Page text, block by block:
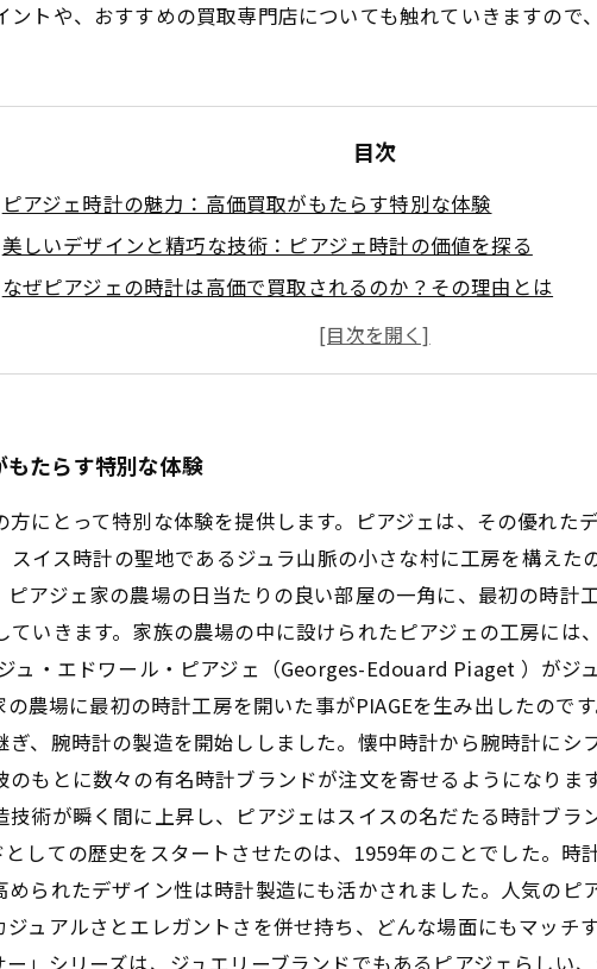
トや、おすすめの買取専門店についても触れていきますので
目次
ピアジェ時計の魅力：高価買取がもたらす特別な体験
美しいデザインと精巧な技術：ピアジェ時計の価値を探る
なぜピアジェの時計は高価で買取されるのか？その理由とは
適正な査定を受けるためのポイント：ピアジェ時計を手放す前に
ピアジェ時計の買取がおすすめの理由とは？市場の今を知る
たらす特別な体験
方にとって特別な体験を提供します。ピアジェは、その優れた
スイス時計の聖地であるジュラ山脈の小さな村に工房を構え
アジェ家の農場の日当たりの良い部屋の一角に、最初の時計
いきます。家族の農場の中に設けられたピアジェの工房には
ュ・エドワール・ピアジェ（Georges-Edouard Piaget ）がジ
農場に最初の時計工房を開いた事がPIAGEを生み出したので
、腕時計の製造を開始ししました。懐中時計から腕時計に
もとに数々の有名時計ブランドが注文を寄せるようになりま
術が瞬く間に上昇し、ピアジェはスイスの名だたる時計ブラ
しての歴史をスタートさせたのは、1959年のことでした。
られたデザイン性は時計製造にも活かされました。人気の
ュアルさとエレガントさを併せ持ち、どんな場面にもマッチ
」シリーズは、ジュエリーブランドでもあるピアジェらしい